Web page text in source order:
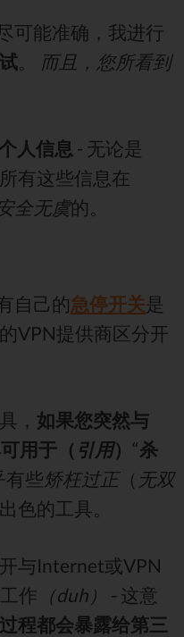
可能准确，我进行
而且，您所看到
人信息 - 无论是
所有这些信息在
全无虞的。
自己的急停开关是
的VPN提供商区分开
， 如果您突然与
用于（ 引用） “杀
有些矫枉过正（ 无双
色的工具。
与Internet或VPN
作 （duh） - 这意
程都会暴露给第三